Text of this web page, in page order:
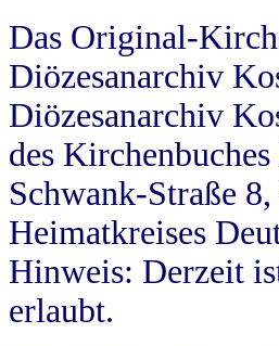
Das Original-
Diözesanarchiv
Diözesanarchiv
des
Schwank-Straße
Heimatkreises
Hinweis: Derzeit
erlaubt.